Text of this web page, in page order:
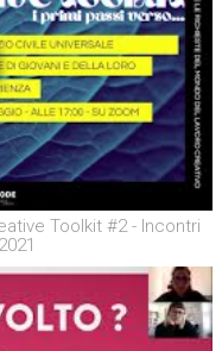
Toolkit #2 - Incontri